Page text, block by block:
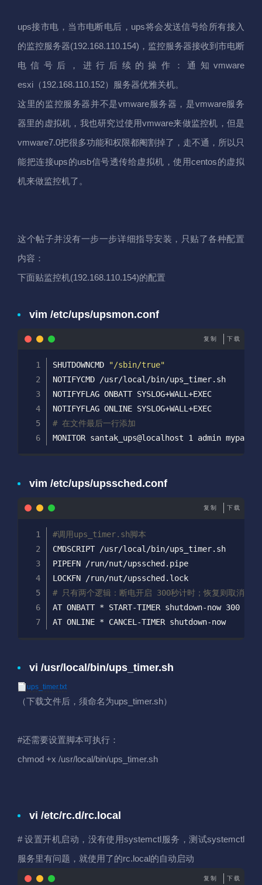
ups接市电，当市电断电后，ups将会发送信号给所有接入
的监控服务器(192.168.110.154)，监控服务器接收到市电断
电信号后，进行后续的操作：通知vmware
esxi（192.168.110.152）服务器优雅关机。
这里的监控服务器并不是vmware服务器，是vmware服务
器里的虚拟机，我也研究过使用vmware来做监控机，但是
vmware7.0把很多功能和权限都阉割掉了，走不通，所以只
能把连接ups的usb信号透传给虚拟机，使用centos的虚拟
机来做监控机了。
这个帖子并没有一步一步详细指导安装，只贴了各种配置
内容：
下面贴监控机(192.168.110.154)的配置
vim /etc/ups/upsmon.conf
SHUTDOWNCMD
"/sbin/true"
NOTIFYCMD /usr/local/bin/ups_timer.sh
NOTIFYFLAG ONBATT SYSLOG+WALL+EXEC
NOTIFYFLAG ONLINE SYSLOG+WALL+EXEC
# 在文件最后一行添加
MONITOR santak_ups@localhost 1 admin
复制 下载
vim /etc/ups/upssched.conf
#调用ups_timer.sh脚本
CMDSCRIPT /usr/local/bin/ups_timer.sh
PIPEFN /run/nut/upssched.pipe
LOCKFN /run/nut/upssched.lock
# 只有两个逻辑：断电开启 300秒计时；恢复则取消
AT ONBATT * START-TIMER shutdown-now 300
AT ONLINE * CANCEL-TIMER shutdown-now
复制 下载
vi /usr/local/bin/ups_timer.sh
ups_timer.txt
（下载文件后，须命名为ups_timer.sh）
#还需要设置脚本可执行：
chmod +x /usr/local/bin/ups_timer.sh
vi /etc/rc.d/rc.local
# 设置开机启动，没有使用systemctl服务，测试systemctl
服务里有问题，就使用了的rc.local的自动启动
复制 下载